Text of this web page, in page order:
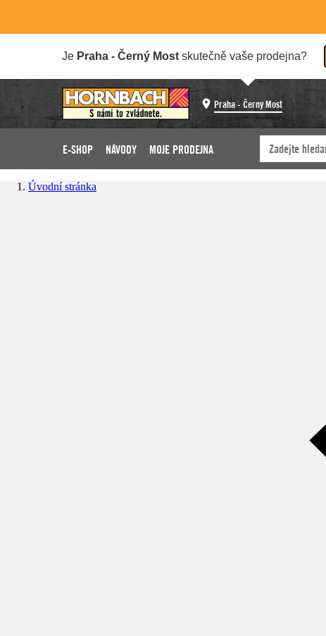
Je Praha - Černý Most skutečně vaše prodejna?
Praha - Černý Most
E-SHOP NÁVODY MOJE PRODEJNA
Úvodní stránka